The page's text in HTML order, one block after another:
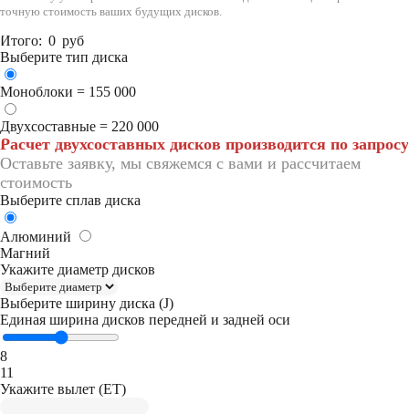
точную стоимость ваших будущих дисков.
Итого: 0 руб
Выберите тип диска
Моноблоки = 155 000
Двухсоставные = 220 000
Расчет двухсоставных дисков производится по запросу
Оставьте заявку, мы свяжемся с вами и рассчитаем
стоимость
Выберите сплав диска
Алюминий
Магний
Укажите диаметр дисков
Выберите ширину диска (J)
Единая ширина дисков передней и задней оси
8
11
Укажите вылет (ET)